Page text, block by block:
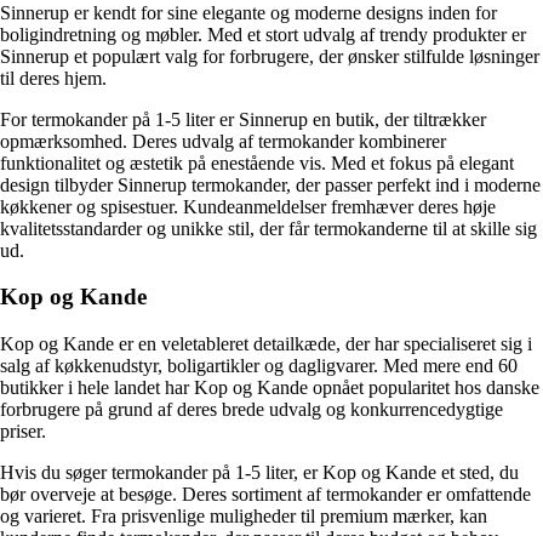
Sinnerup er kendt for sine elegante og moderne designs inden for
boligindretning og møbler. Med et stort udvalg af trendy produkter er
Sinnerup et populært valg for forbrugere, der ønsker stilfulde løsninger
til deres hjem.
For termokander på 1-5 liter er Sinnerup en butik, der tiltrækker
opmærksomhed. Deres udvalg af termokander kombinerer
funktionalitet og æstetik på enestående vis. Med et fokus på elegant
design tilbyder Sinnerup termokander, der passer perfekt ind i moderne
køkkener og spisestuer. Kundeanmeldelser fremhæver deres høje
kvalitetsstandarder og unikke stil, der får termokanderne til at skille sig
ud.
Kop og Kande
Kop og Kande er en veletableret detailkæde, der har specialiseret sig i
salg af køkkenudstyr, boligartikler og dagligvarer. Med mere end 60
butikker i hele landet har Kop og Kande opnået popularitet hos danske
forbrugere på grund af deres brede udvalg og konkurrencedygtige
priser.
Hvis du søger termokander på 1-5 liter, er Kop og Kande et sted, du
bør overveje at besøge. Deres sortiment af termokander er omfattende
og varieret. Fra prisvenlige muligheder til premium mærker, kan